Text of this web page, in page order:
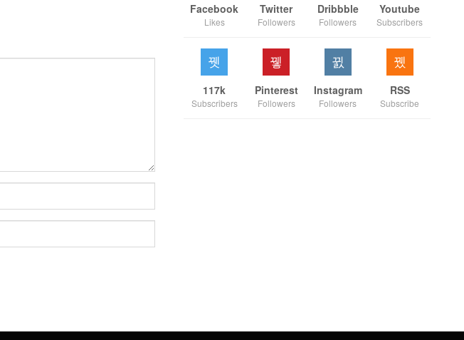
Facebook
Likes
Twitter
Followers
Dribbble
Followers
Youtube
Subscribers
117k
Subscribers
Pinterest
Followers
Instagram
Followers
RSS
Subscribe